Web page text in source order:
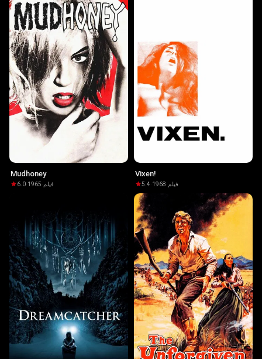
Mudhoney
6.0·1965· فيلم
Vixen!
5.4·1968· فيلم